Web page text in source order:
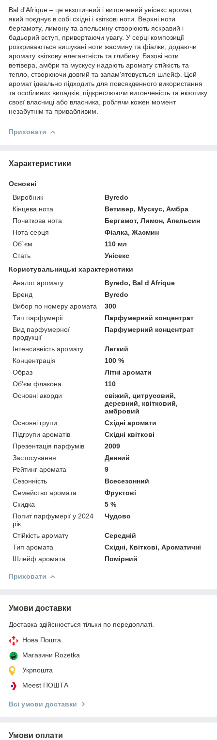
Bal d'Afrique – це екзотичний і витончений унісекс аромат,
який поєднує в собі східні і квіткові ноти. Верхні ноти
бергамоту, лимону та апельсину створюють яскравий і
бадьорий вступ, привертаючи увагу. У серці композиції
розкриваються вишукані ноти жасмину та фіалки, додаючи
аромату квіткову елегантність та глибину. Базові ноти
ветівера, амбри та мускусу надають аромату стійкість та
тепло, створюючи довгий та запам'ятовується шлейф. Цей
аромат ідеально підходить для повсякденного використання
та особливих випадків, підкреслюючи витонченість та екзотику
своєї власниці або власника, роблячи кожен момент
незабутнім та привабливим.
Приховати
Характеристики
Основні
Виробник
Byredo
Кінцева нота
Ветивер, Мускус, Амбра
Початкова нота
Бергамот, Лимон, Апельсин
Нота серця
Фіалка, Жасмин
Об`єм
110 мл
Стать
Унісекс
Користувальницькі характеристики
Аналог аромату
Byredo, Bal d Afrique
Бренд
Byredo
Вибор по номеру аромата
300
Тип парфумерії
Парфумерний концентрат
Вид парфумерної
продукції
Парфумерний концентрат
Інтенсивність аромату
Легкий
Концентрація
100 %
Образ
Літні аромати
Об'єм флакона
110
Основні акорди
свіжий, цитрусовий,
деревний, квітковий,
амбровий
Основні групи
Східні аромати
Підгрупи ароматів
Східні квіткові
Презентація парфумів
2009
Застосування
Денний
Рейтинг аромата
9
Сезонність
Всесезонний
Семейство аромата
Фруктові
Скидка
5 %
Попит парфумерії у 2024
рік
Чудово
Стійкість аромату
Середній
Тип аромата
Східні, Квіткові, Ароматичні
Шлейф аромата
Помірний
Приховати
Умови доставки
Доставка здійснюється тільки по передоплаті.
Нова Пошта
Магазини Rozetka
Укрпошта
Meest ПОШТА
Всі умови доставки
Умови оплати